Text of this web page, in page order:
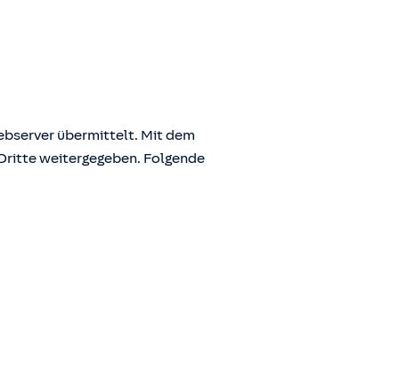
übermittelt. Mit dem
weitergegeben. Folgende